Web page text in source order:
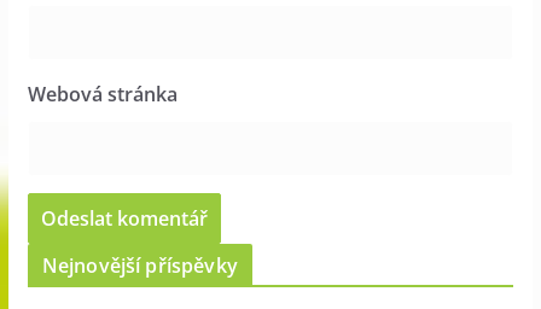
Webová stránka
Nejnovější příspěvky